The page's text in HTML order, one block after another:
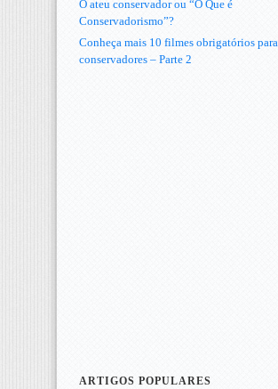
O ateu conservador ou “O Que é
Conservadorismo”?
Conheça mais 10 filmes obrigatórios para
conservadores – Parte 2
ARTIGOS POPULARES